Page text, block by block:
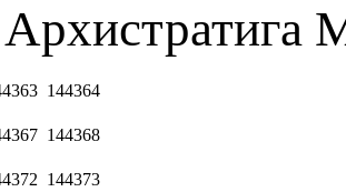
144364
144368
144373